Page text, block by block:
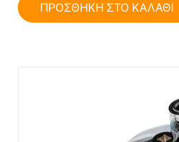
ΠΡΟΣΘΗΚΗ ΣΤΟ ΚΑΛΑΘΙ